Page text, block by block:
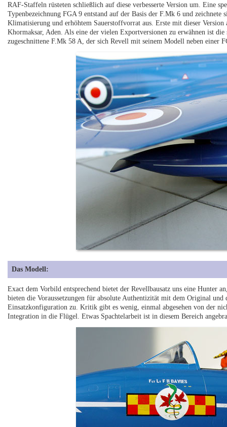
RAF-Staffeln rüsteten schließlich auf diese verbesserte Version um. Eine
Typenbezeichnung FGA 9 entstand auf der Basis der F.Mk 6 und
Klimatisierung und erhöhtem Sauerstoffvorrat aus. Erste mit dieser
Khormaksar, Aden. Als eine der vielen Exportversionen zu erwähnen ist
zugeschnittene F.Mk 58 A, der sich Revell mit seinem Modell neben einer
Das Modell:
Exact dem Vorbild entsprechend bietet der Revellbausatz uns eine Hunter
bieten die Voraussetzungen für absolute Authentizität mit dem Original und
Einsatzkonfiguration zu. Kritik gibt es wenig, einmal abgesehen von der
Integration in die Flügel. Etwas Spachtelarbeit ist in diesem Bereich